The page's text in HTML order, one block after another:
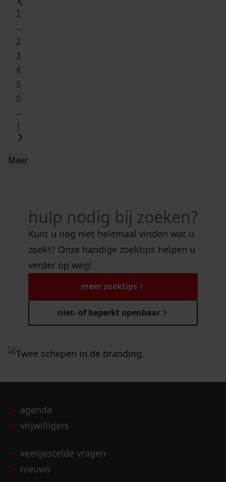
1
...
2
3
4
5
6
...
1
Meer
hulp nodig bij zoeken?
Kunt u nog niet helemaal vinden wat u
zoekt? Onze handige zoektips helpen u
verder op weg!
meer zoektips
niet- of beperkt openbaar
agenda
vrijwilligers
veelgestelde vragen
nieuws